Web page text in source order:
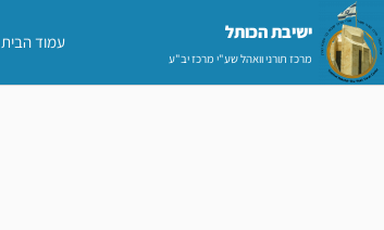
דילוג
לתוכן
ישיבת הכותל​
מרכז תורני וואהל שע"י מרכז יב"ע
עמוד הבית